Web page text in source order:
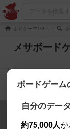
ボドゲーマTOP
メサボード
ボードゲーム
自分のデー
約75,000人が